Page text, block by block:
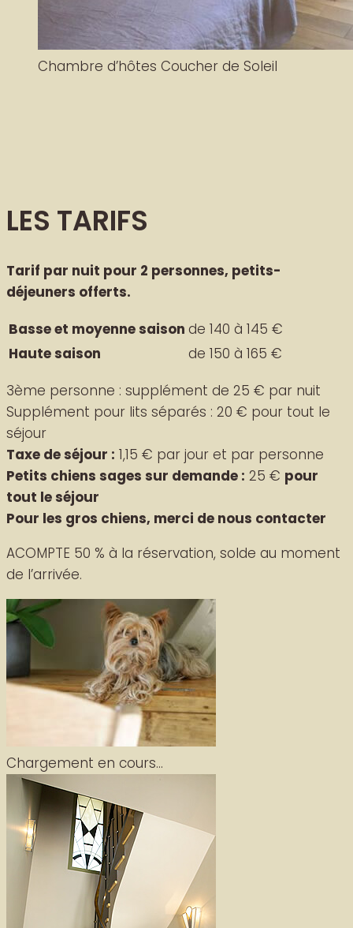
Chambre d’hôtes Coucher de Soleil
LES TARIFS
Tarif par nuit pour 2 personnes, petits-
déjeuners offerts.
Basse et moyenne saison de 140 à 145 €
Haute saison
de 150 à 165 €
3ème personne : supplément de 25 € par nuit
Supplément pour lits séparés : 20 € pour tout le
séjour
Taxe de séjour : 1,15 € par jour et par personne
Petits chiens sages sur demande : 25 € pour
tout le séjour
Pour les gros chiens, merci de nous contacter
ACOMPTE 50 % à la réservation, solde au moment
de l’arrivée.
Chargement en cours...